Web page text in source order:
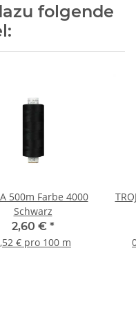
folgende
500m Farbe 4000
Schwarz
2,60 € *
€ pro 100 m